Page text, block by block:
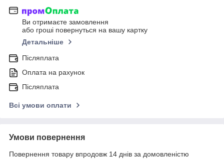
Ви отримаєте замовлення
або гроші повернуться на вашу картку
Детальніше
Післяплата
Оплата на рахунок
Післяплата
Всі умови оплати
Умови повернення
Повернення товару впродовж 14 днів за домовленістю